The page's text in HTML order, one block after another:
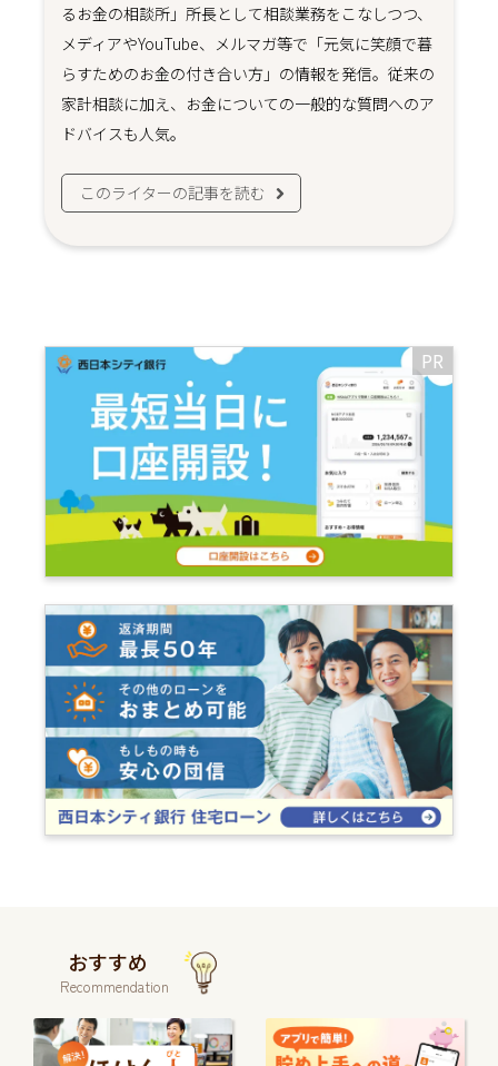
るお金の相談所」所長として相談業務をこなしつつ、
メディアやYouTube、メルマガ等で「元気に笑顔で暮
らすためのお金の付き合い方」の情報を発信。従来の
家計相談に加え、お金についての一般的な質問へのア
ドバイスも人気。
このライターの記事を読む
PR
おすすめ
Recommendation
続
き
続
き